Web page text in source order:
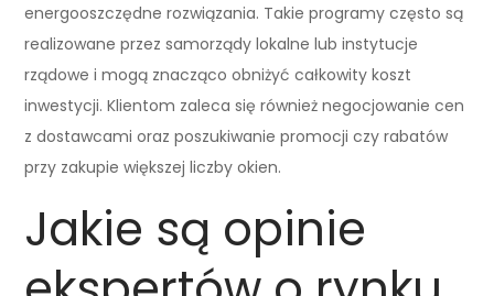
energooszczędne rozwiązania. Takie programy często są
realizowane przez samorządy lokalne lub instytucje
rządowe i mogą znacząco obniżyć całkowity koszt
inwestycji. Klientom zaleca się również negocjowanie cen
z dostawcami oraz poszukiwanie promocji czy rabatów
przy zakupie większej liczby okien.
Jakie są opinie